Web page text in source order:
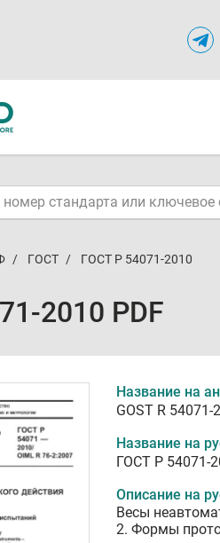
ГОСТ ГОСТ Р 54071-2010
2010 PDF
Название на
GOST R 54071-
Название на
ГОСТ Р 54071-
Описание на
Весы
2. Формы